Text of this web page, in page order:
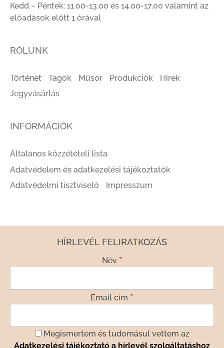
Kedd – Péntek: 11.00-13.00 és 14.00-17.00 valamint az
előadások előtt 1 órával
RÓLUNK
Történet Tagok Műsor Produkciók
Hírek
Jegyvásárlás
INFORMÁCIÓK
Általános közzétételi lista
Adatvédelem és adatkezelési tájékoztatók
Adatvédelmi tisztviselő
Impresszum
HÍRLEVÉL FELIRATKOZÁS
Név *
Email cím *
Megismertem és tudomásul vettem az
Adatkezelési tájékoztató a hírlevél szolgáltatáshoz